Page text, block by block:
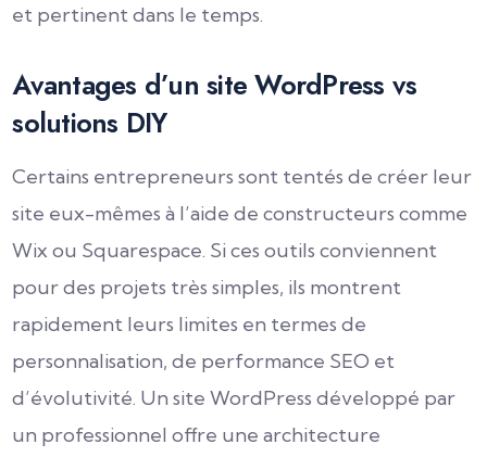
et pertinent dans le temps.
Avantages d’un site WordPress vs
solutions DIY
Certains entrepreneurs sont tentés de créer leur
site eux-mêmes à l’aide de constructeurs comme
Wix ou Squarespace. Si ces outils conviennent
pour des projets très simples, ils montrent
rapidement leurs limites en termes de
personnalisation, de performance SEO et
d’évolutivité. Un site WordPress développé par
un professionnel offre une architecture